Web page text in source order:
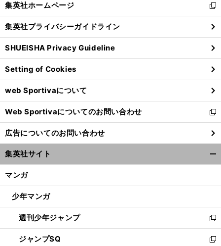
閉
る
集英社ホームページ
新
し
い
ウ
ィ
ン
ド
ウ
で
開
く
集英社プライバシーガイドライン
SHUEISHA Privacy Guideline
Setting of Cookies
web Sportivaについて
Web Sportivaについてのお問い合わせ
新
し
い
ウ
ィ
ン
ウ
開
く
広告についてのお問い合わせ
集英社サイト
マンガ
少年マンガ
週刊少年ジャンプ
新
し
い
ジャンプSQ
新